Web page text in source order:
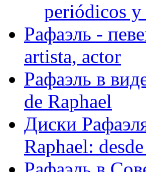
periódicos
Рафаэль -
artista, actor
Рафаэль в
de Raphael
Диски
Raphael: